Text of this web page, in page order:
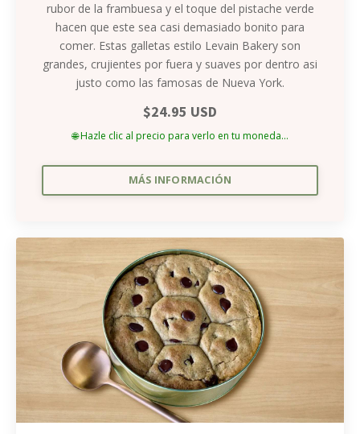
rubor de la frambuesa y el toque del pistache verde
hacen que este sea casi demasiado bonito para
comer. Estas galletas estilo Levain Bakery son
grandes, crujientes por fuera y suaves por dentro asi
justo como las famosas de Nueva York.
$24.95 USD
🌐 Hazle clic al precio para verlo en tu moneda...
MÁS INFORMACIÓN